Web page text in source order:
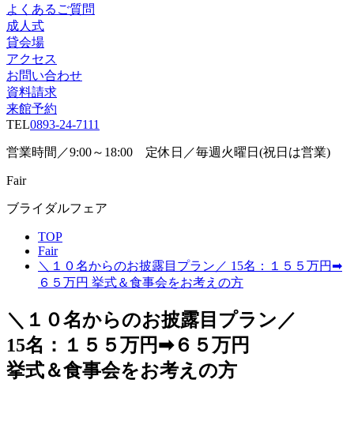
よくあるご質問
成人式
貸会場
アクセス
お問い合わせ
資料請求
来館予約
TEL0893-24-7111
営業時間／9:00～18:00 定休日／毎週火曜日(祝日は営業)
Fair
ブライダルフェア
TOP
Fair
＼１０名からのお披露目プラン／ 15名：１５５万円➡
６５万円 挙式＆食事会をお考えの方
＼１０名からのお披露目プラン／
15名：１５５万円➡６５万円
挙式＆食事会をお考えの方